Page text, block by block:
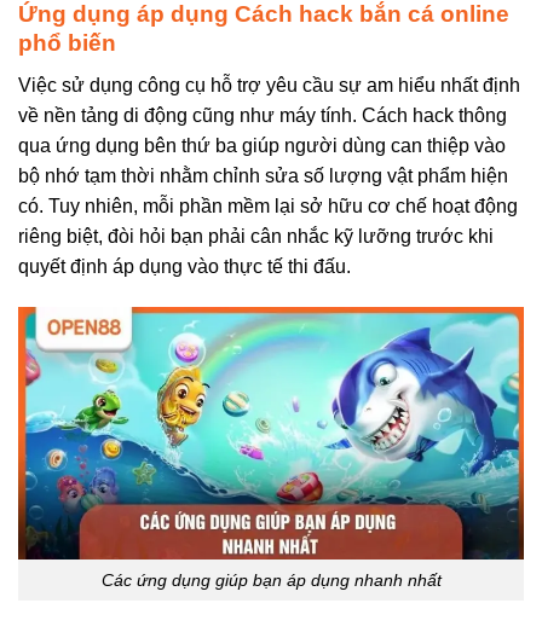
Ứng dụng áp dụng Cách hack bắn cá online
phổ biến
Việc sử dụng công cụ hỗ trợ yêu cầu sự am hiểu nhất định
về nền tảng di động cũng như máy tính. Cách hack thông
qua ứng dụng bên thứ ba giúp người dùng can thiệp vào
bộ nhớ tạm thời nhằm chỉnh sửa số lượng vật phẩm hiện
có. Tuy nhiên, mỗi phần mềm lại sở hữu cơ chế hoạt động
riêng biệt, đòi hỏi bạn phải cân nhắc kỹ lưỡng trước khi
quyết định áp dụng vào thực tế thi đấu.
Các ứng dụng giúp bạn áp dụng nhanh nhất